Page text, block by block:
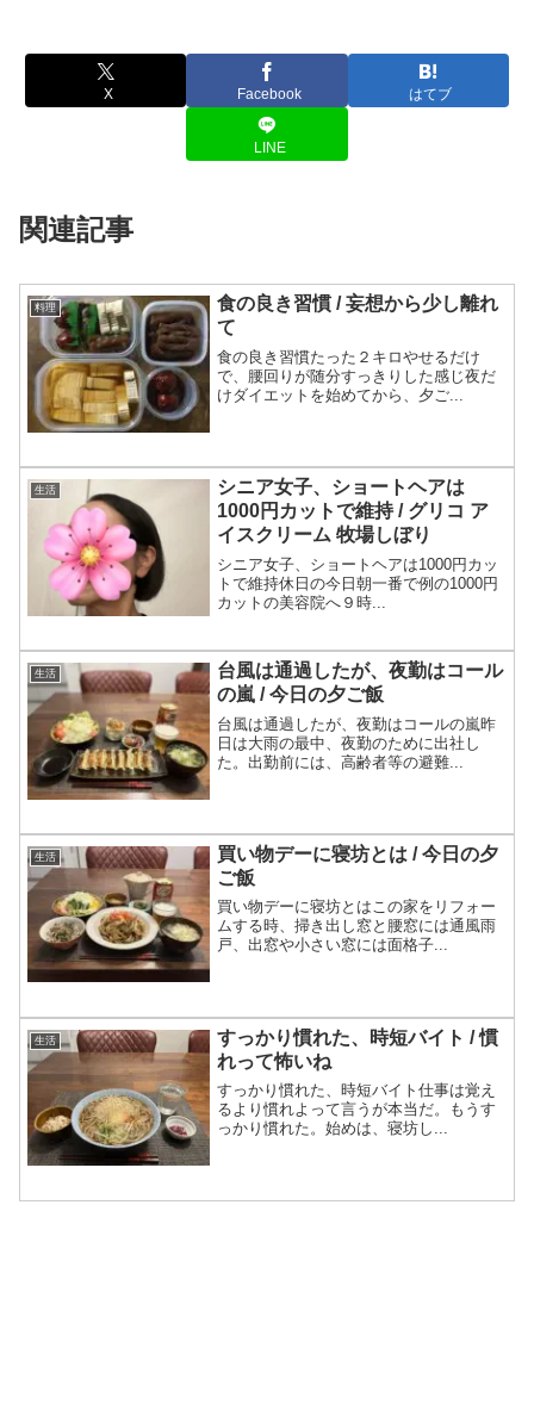
X Facebook はてブ
LINE
関連記事
料理
食の良き習慣 / 妄想から少し離れ
て
食の良き習慣たった２キロやせるだけ
で、腰回りが随分すっきりした感じ夜だ
けダイエットを始めてから、夕ご...
生活
シニア女子、ショートヘアは
1000円カットで維持 / グリコ ア
イスクリーム 牧場しぼり
シニア女子、ショートヘアは1000円カッ
トで維持休日の今日朝一番で例の1000円
カットの美容院へ９時...
生活
台風は通過したが、夜勤はコール
の嵐 / 今日の夕ご飯
台風は通過したが、夜勤はコールの嵐昨
日は大雨の最中、夜勤のために出社し
た。出勤前には、高齢者等の避難...
生活
買い物デーに寝坊とは / 今日の夕
ご飯
買い物デーに寝坊とはこの家をリフォー
ムする時、掃き出し窓と腰窓には通風雨
戸、出窓や小さい窓には面格子...
生活
すっかり慣れた、時短バイト / 慣
れって怖いね
すっかり慣れた、時短バイト仕事は覚え
るより慣れよって言うが本当だ。もうす
っかり慣れた。始めは、寝坊し...